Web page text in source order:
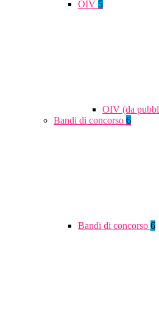
OIV 5
OIV (da
Bandi di concorso 6
Bandi di concorso 6